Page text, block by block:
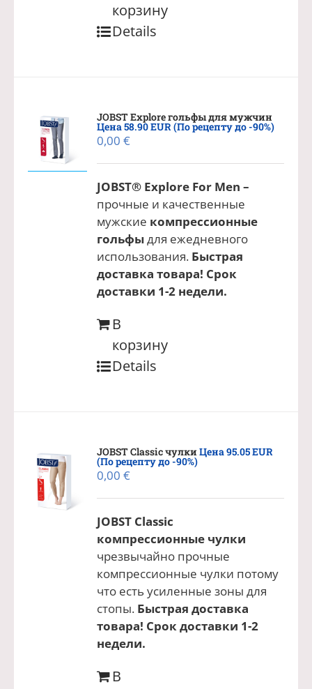
корзину
Details
JOBST Explore гольфы для мужчин
Цена 58.90 EUR (По рецепту до -90%)
0,00€
JOBST® Explore For Men –
прочные и качественные
мужские компрессионные
гольфыдля ежедневного
использования. Быстрая
доставка товара! Срок
доставки 1-2 недели.
В
корзину
Details
JOBST Classic чулкиЦена 95.05 EUR
(По рецепту до -90%)
0,00€
JOBST Classic
компрессионные чулки
чрезвычайно прочные
компрессионные чулки потому
что есть усиленные зоны для
стопы. Быстрая доставка
товара! Срок доставки 1-2
недели.
В